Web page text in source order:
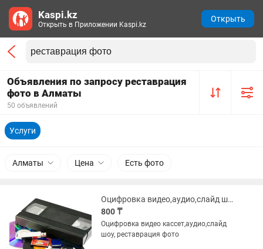
Объявления по запросу реставрация
фото в Алматы
50 объявлений
Услуги
Алматы Цена Есть фото
Оцифровка видео,аудио,слайд шоу,реставрация фотографий
800 ₸
Оцифровка видео кассет,аудио,слайд
шоу, реставрация фото
Kaspi.kz
Открыть в Приложении Kaspi.kz
Открыть